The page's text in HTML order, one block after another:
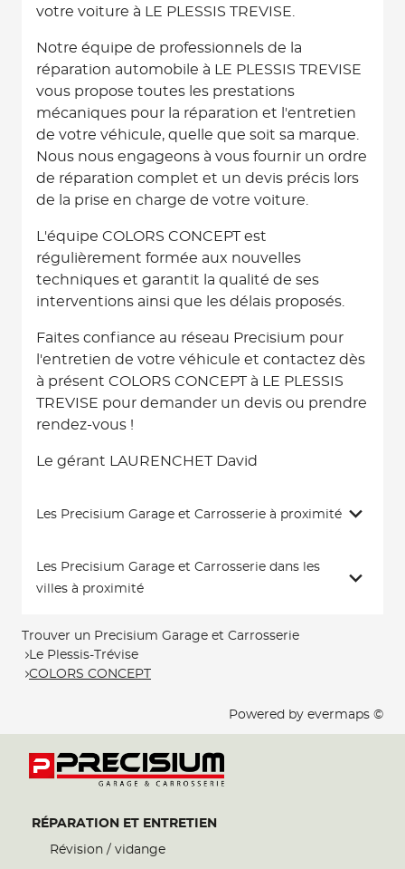
votre voiture à LE PLESSIS TREVISE.
Notre équipe de professionnels de la
réparation automobile à LE PLESSIS TREVISE
vous propose toutes les prestations
mécaniques pour la réparation et l'entretien
de votre véhicule, quelle que soit sa marque.
Nous nous engageons à vous fournir un ordre
de réparation complet et un devis précis lors
de la prise en charge de votre voiture.
L'équipe COLORS CONCEPT est
régulièrement formée aux nouvelles
techniques et garantit la qualité de ses
interventions ainsi que les délais proposés.
Faites confiance au réseau Precisium pour
l'entretien de votre véhicule et contactez dès
à présent COLORS CONCEPT à LE PLESSIS
TREVISE pour demander un devis ou prendre
rendez-vous !
Le gérant LAURENCHET David
Les Precisium Garage et Carrosserie à proximité
Les Precisium Garage et Carrosserie dans les
villes à proximité
Trouver un Precisium Garage et Carrosserie
Le Plessis-Trévise
COLORS CONCEPT
Powered by evermaps ©
RÉPARATION ET ENTRETIEN
Révision / vidange